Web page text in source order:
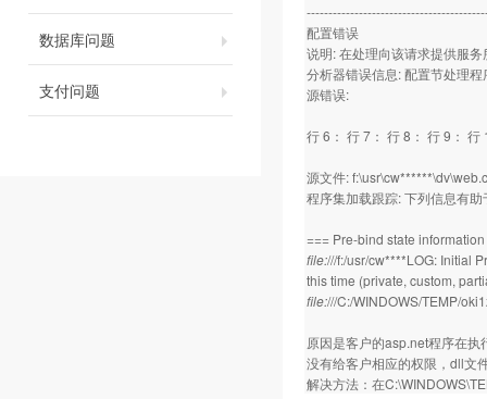
数据库问题
支付问题
配置错误
说明: 在处理向该请求提供服
分析器错误信息: 配置节处理
源错误:
行 6： 行 7： 行 8： 行 9： 行
源文件:
程序集加载跟踪: 下列信息有
=== Pre-bind state
file:///f:/usr/cw****LOG: Initial
this time (private, custom,
file:///C:/WINDOWS/TEMP/
原因是客户的asp.net程序在
没有给客户相应的权限，dll文
解决方法：在